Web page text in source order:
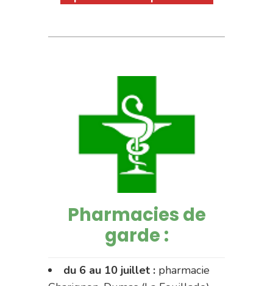
Pharmacies de
garde :
du 6 au 10 juillet : pharmacie